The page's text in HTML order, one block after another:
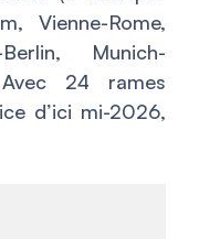
Vienne-Rome,
Munich-
24 rames
d’ici mi-2026,